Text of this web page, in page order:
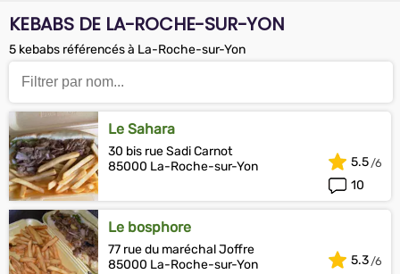
KEBABS DE LA-ROCHE-SUR-YON
5 kebabs référencés à La-Roche-sur-Yon
Le Sahara
30 bis rue Sadi Carnot
85000 La-Roche-sur-Yon
10
5.5
Le bosphore
77 rue du maréchal Joffre
85000 La-Roche-sur-Yon
5.3